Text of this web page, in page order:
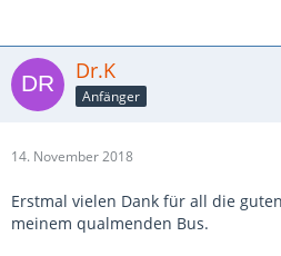
Dr.K
Anfänger
14. November 2018
Erstmal vielen Dank für all die
meinem qualmenden Bus.